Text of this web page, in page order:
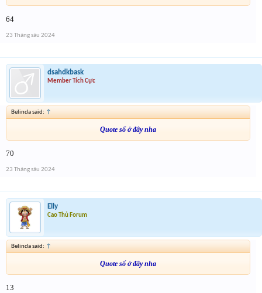
64
23 Tháng sáu 2024
dsahdkbask
Member Tích Cực
Belinda said: ↑
Quote số ở đây nha
70
23 Tháng sáu 2024
Elly
Cao Thủ Forum
Belinda said: ↑
Quote số ở đây nha
13